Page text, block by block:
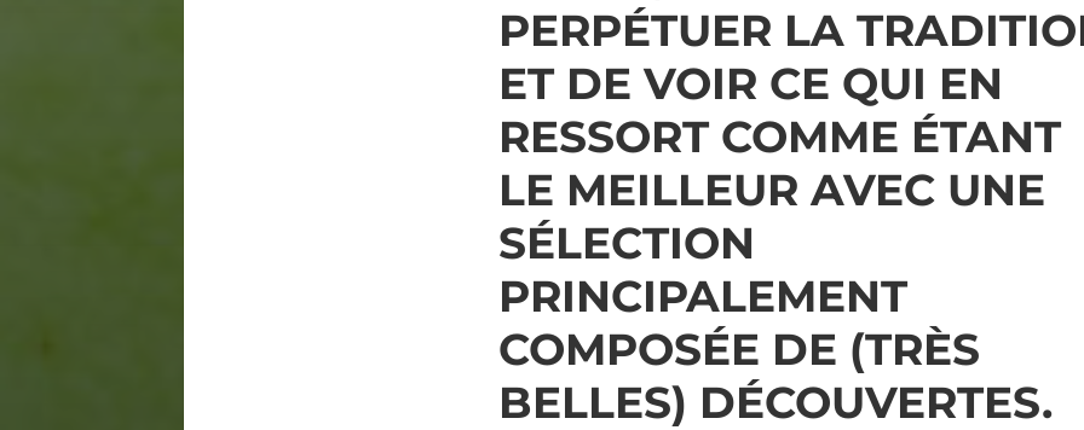
PERPÉTUER LA
ET DE VOIR CE QUI EN
RESSORT COMME ÉTANT
LE MEILLEUR AVEC UNE
SÉLECTION
PRINCIPALEMENT
COMPOSÉE DE (TRÈS
BELLES) DÉCOUVERTES.